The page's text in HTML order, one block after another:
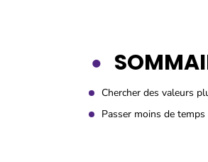
Chercher des valeurs
Passer moins de